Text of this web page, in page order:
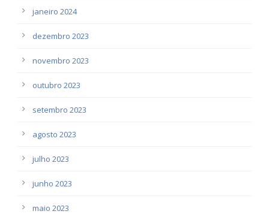
janeiro 2024
dezembro 2023
novembro 2023
outubro 2023
setembro 2023
agosto 2023
julho 2023
junho 2023
maio 2023